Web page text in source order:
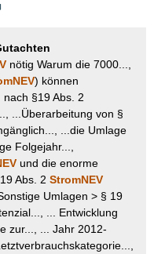
nötig Warum die 7000...,
) können
§19 Abs. 2
...Überarbeitung von §
...die Umlage
Folgejahr...,
und die enorme
Abs. 2 StromNEV
Umlagen > § 19
... Entwicklung
zur..., ... Jahr 2012-